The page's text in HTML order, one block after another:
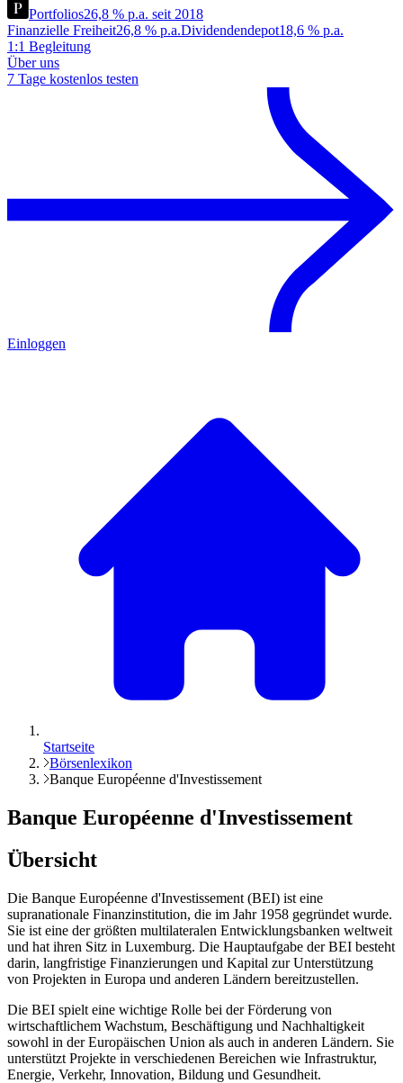
Portfolios26,8 % p.a. seit 2018
Finanzielle Freiheit26,8 % p.a.Dividendendepot18,6 % p.a.
1:1 Begleitung
Über uns
7 Tage kostenlos testen
Einloggen
Startseite
Börsenlexikon
Banque Européenne d'Investissement
Banque Européenne d'Investissement
Übersicht
Die Banque Européenne d'Investissement (BEI) ist eine
supranationale Finanzinstitution, die im Jahr 1958 gegründet wurde.
Sie ist eine der größten multilateralen Entwicklungsbanken weltweit
und hat ihren Sitz in Luxemburg. Die Hauptaufgabe der BEI besteht
darin, langfristige Finanzierungen und Kapital zur Unterstützung
von Projekten in Europa und anderen Ländern bereitzustellen.
Die BEI spielt eine wichtige Rolle bei der Förderung von
wirtschaftlichem Wachstum, Beschäftigung und Nachhaltigkeit
sowohl in der Europäischen Union als auch in anderen Ländern. Sie
unterstützt Projekte in verschiedenen Bereichen wie Infrastruktur,
Energie, Verkehr, Innovation, Bildung und Gesundheit.